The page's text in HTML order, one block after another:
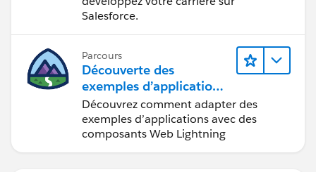
Salesforce.
Parcours
Découverte des
exemples d’applications
Trailhead
Découvrez comment adapter des
exemples d’applications avec des
composants Web Lightning